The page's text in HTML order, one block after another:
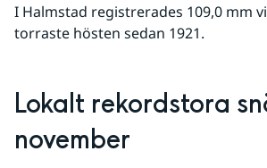
I Halmstad registrerades 109,0 mm
torraste hösten sedan 1921.
Lokalt rekordstora
november